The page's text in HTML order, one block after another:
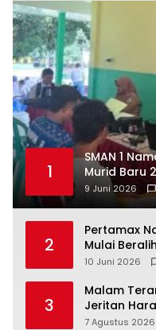
1
SMAN 1
Murid Baru
9 Juni 2026
2
‎Pertamax
Mulai
10 Juni 2026
3
Malam
Jeritan
Tengah
7 Agustus 2026